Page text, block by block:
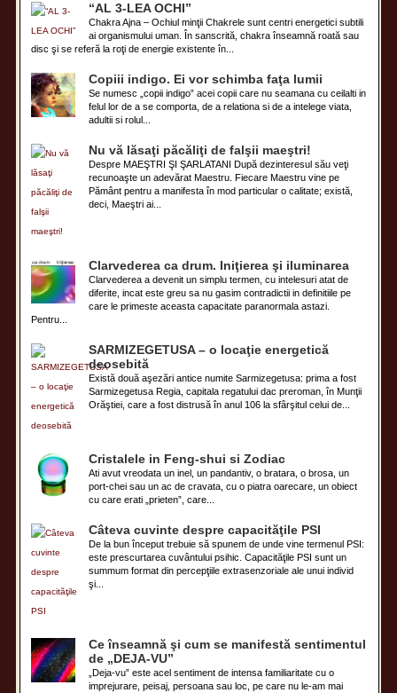
“AL 3-LEA OCHI”
Chakra Ajna – Ochiul minţii Chakrele sunt centri energetici subtili
ai organismului uman. În sanscrită, chakra înseamnă roată sau
disc şi se referă la roţi de energie existente în...
Copiii indigo. Ei vor schimba faţa lumii
Se numesc „copii indigo” acei copii care nu seamana cu ceilalti in
felul lor de a se comporta, de a relationa si de a intelege viata,
adultii si rolul...
Nu vă lăsaţi păcăliţi de falşii maeştri!
Despre MAEŞTRI ŞI ŞARLATANI După dezinteresul său veţi
recunoaşte un adevărat Maestru. Fiecare Maestru vine pe
Pământ pentru a manifesta în mod particular o calitate; există,
deci, Maeştri ai...
Clarvederea ca drum. Iniţierea şi iluminarea
Clarvederea a devenit un simplu termen, cu intelesuri atat de
diferite, incat este greu sa nu gasim contradictii in definitiile pe
care le primeste aceasta capacitate paranormala astazi.
Pentru...
SARMIZEGETUSA – o locaţie energetică
deosebită
Există două aşezări antice numite Sarmizegetusa: prima a fost
Sarmizegetusa Regia, capitala regatului dac preroman, în Munţii
Orăştiei, care a fost distrusă în anul 106 la sfârşitul celui de...
Cristalele in Feng-shui si Zodiac
Ati avut vreodata un inel, un pandantiv, o bratara, o brosa, un
port-chei sau un ac de cravata, cu o piatra oarecare, un obiect
cu care erati „prieten”, care...
Câteva cuvinte despre capacităţile PSI
De la bun început trebuie să spunem de unde vine termenul PSI:
este prescurtarea cuvântului psihic. Capacităţile PSI sunt un
summum format din percepţiile extrasenzoriale ale unui individ
şi...
Ce înseamnă şi cum se manifestă sentimentul
de „DEJA-VU”
„Deja-vu” este acel sentiment de intensa familiaritate cu o
imprejurare, peisaj, persoana sau loc, pe care nu le-am mai